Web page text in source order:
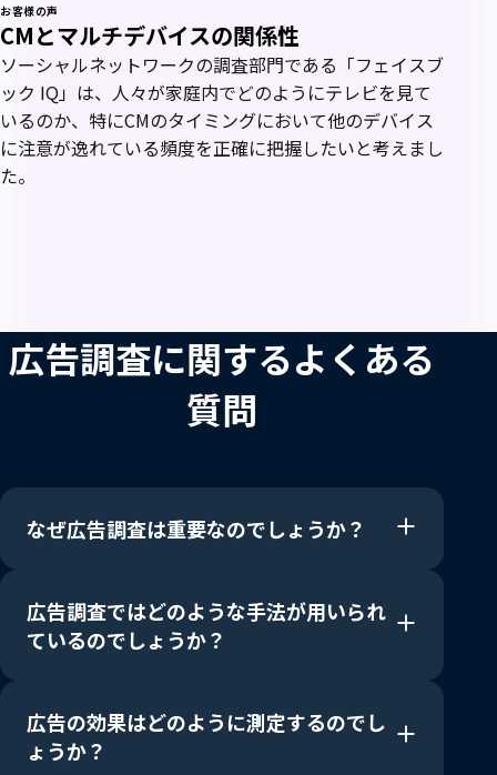
お客様の声
CMとマルチデバイスの関係性
ソーシャルネットワークの調査部門である「フェイスブ
ック IQ」は、人々が家庭内でどのようにテレビを見て
いるのか、特にCMのタイミングにおいて他のデバイス
に注意が逸れている頻度を正確に把握したいと考えまし
た。
広告調査に関するよくある
質問
なぜ広告調査は重要なのでしょうか？
広告調査ではどのような手法が用いられ
ているのでしょうか？
広告の効果はどのように測定するのでし
ょうか？